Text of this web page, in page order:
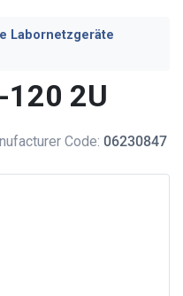
Labornetzgeräte
120 2U
Code: 06230847